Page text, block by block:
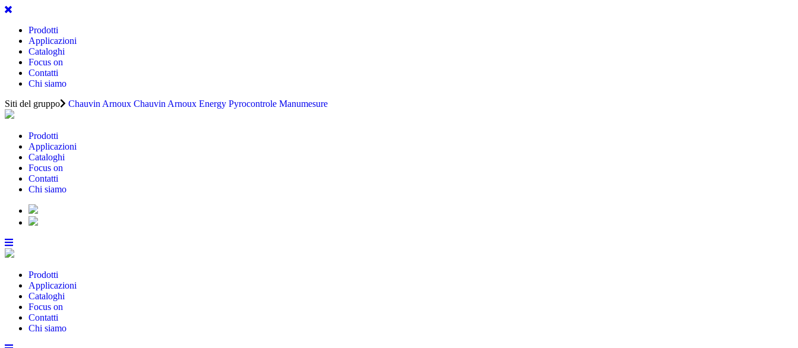
Prodotti
Applicazioni
Cataloghi
Focus on
Contatti
Chi siamo
Siti del gruppo
Chauvin Arnoux Chauvin Arnoux Energy Pyrocontrole Manumesure
Prodotti
Applicazioni
Cataloghi
Focus on
Contatti
Chi siamo
Prodotti
Applicazioni
Cataloghi
Focus on
Contatti
Chi siamo